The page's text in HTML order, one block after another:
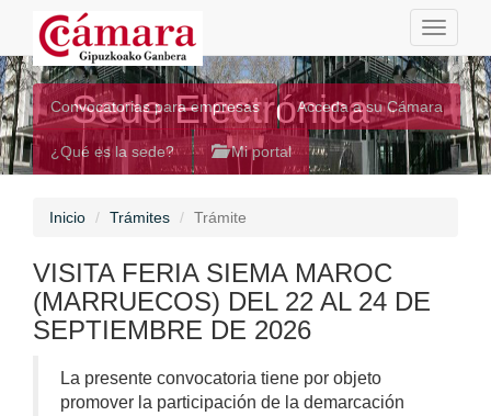
Toggle
Sede Electrónica
Convocatorias para empresas Acceda a su Cámara
¿Qué es la sede? Mi portal
Inicio Trámites Trámite
VISITA FERIA SIEMA MAROC
(MARRUECOS) DEL 22 AL 24 DE
SEPTIEMBRE DE 2026
La presente convocatoria tiene por objeto
promover la participación de la demarcación